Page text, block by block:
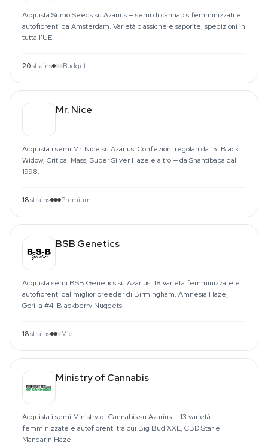
Acquista Sumo Seeds su Azarius — semi di cannabis femminizzati e
autofiorenti da Amsterdam. Varietà classiche e saporite, spedizioni in
tutta l'UE.
20strains Budget
Mr. Nice
Acquista i semi Mr. Nice su Azarius. Confezioni regolari da 15: Black
Widow, Critical Mass, Super Silver Haze e altro — da Shantibaba dal
1998.
18strains Premium
BSB Genetics
Acquista semi BSB Genetics su Azarius: 18 varietà femminizzate e
autofiorenti dal miglior breeder di Birmingham. Amnesia Haze,
Gorilla #4, Blackberry Nuggets.
18strains Mid
Ministry of Cannabis
Acquista i semi Ministry of Cannabis su Azarius — 13 varietà
femminizzate e autofiorenti tra cui Big Bud XXL, CBD Star e
Mandarin Haze.